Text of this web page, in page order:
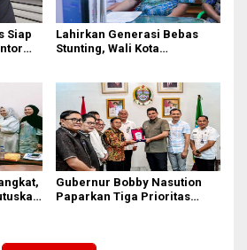
Siap
Lahirkan Generasi Bebas
Stunting, Wali Kota
Gubernur Bobby Nasution
Paparkan Tiga Prioritas